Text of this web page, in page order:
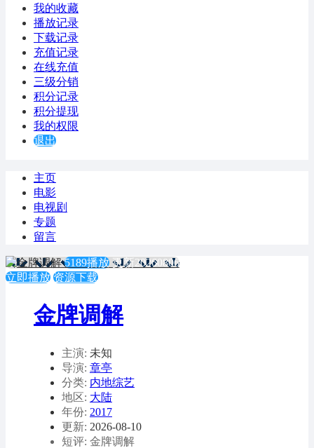
我的收藏
播放记录
下载记录
充值记录
在线充值
三级分销
积分记录
积分提现
我的权限
退出
主页
电影
电视剧
专题
留言
5189播放 更新20260806
立即播放 资源下载
金牌调解
主演: 未知
导演: 章亭
分类: 内地综艺
地区: 大陆
年份: 2017
更新: 2026-08-10
短评: 金牌调解